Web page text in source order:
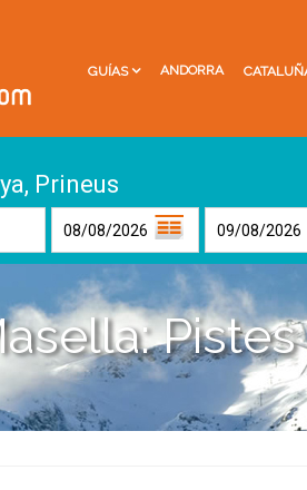
GUÍAS ANDORRA
Prineus